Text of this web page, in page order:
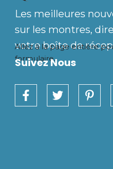
Les meilleures
sur les montres,
votre boîte de
Allez à la page entière
formulaire.
Suivez Nous